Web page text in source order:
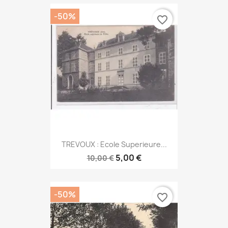
TREVOUX : Ecole Superieure...
10,00 € 5,00 €
-50% favorite_border
-50% favorite_border